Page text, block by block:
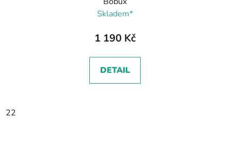
Skladem*
1 190 Kč
DETAIL
22